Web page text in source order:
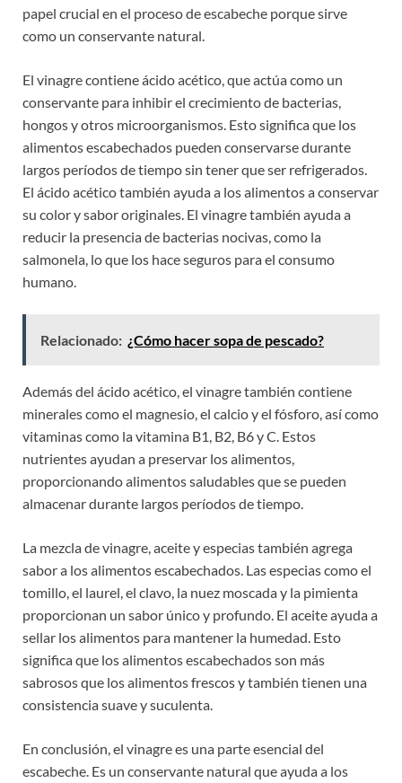
papel crucial en el proceso de escabeche porque sirve
como un conservante natural.
El vinagre contiene ácido acético, que actúa como un
conservante para inhibir el crecimiento de bacterias,
hongos y otros microorganismos. Esto significa que los
alimentos escabechados pueden conservarse durante
largos períodos de tiempo sin tener que ser refrigerados.
El ácido acético también ayuda a los alimentos a conservar
su color y sabor originales. El vinagre también ayuda a
reducir la presencia de bacterias nocivas, como la
salmonela, lo que los hace seguros para el consumo
humano.
Relacionado: ¿Cómo hacer sopa de pescado?
Además del ácido acético, el vinagre también contiene
minerales como el magnesio, el calcio y el fósforo, así como
vitaminas como la vitamina B1, B2, B6 y C. Estos
nutrientes ayudan a preservar los alimentos,
proporcionando alimentos saludables que se pueden
almacenar durante largos períodos de tiempo.
La mezcla de vinagre, aceite y especias también agrega
sabor a los alimentos escabechados. Las especias como el
tomillo, el laurel, el clavo, la nuez moscada y la pimienta
proporcionan un sabor único y profundo. El aceite ayuda a
sellar los alimentos para mantener la humedad. Esto
significa que los alimentos escabechados son más
sabrosos que los alimentos frescos y también tienen una
consistencia suave y suculenta.
En conclusión, el vinagre es una parte esencial del
escabeche. Es un conservante natural que ayuda a los